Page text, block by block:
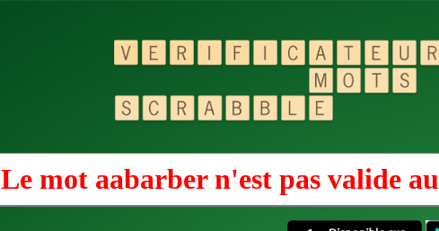
Le mot aabarber n'est pas valide au